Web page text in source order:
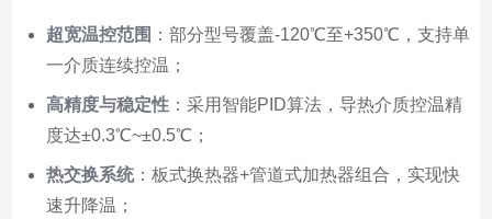
超宽温控范围 ：部分型号覆盖-120℃至+350℃，支持单
一介质连续控温；
高精度与稳定性：采用智能PID算法，导热介质控温精
度达±0.3℃~±0.5℃；
热交换系统：板式换热器+管道式加热器组合，实现快
速升降温；